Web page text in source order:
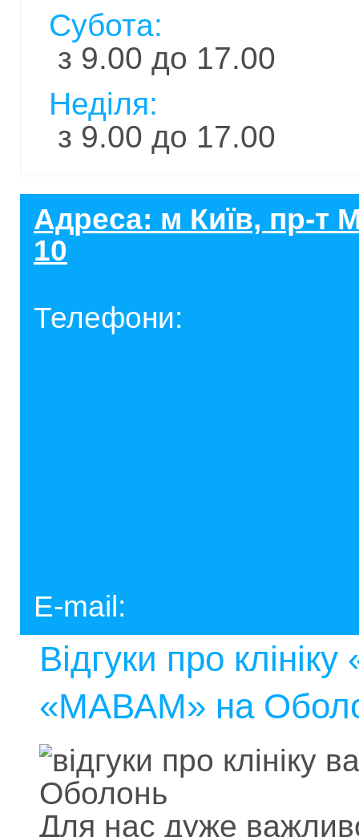
Субота:
з 9.00 до 17.00
Неділя:
з 9.00 до 17.00
Адреса: м Київ, пр-т
10
Телефони:
E-mail:
Відгуки про
«МАВАМ» на
Для нас дуже